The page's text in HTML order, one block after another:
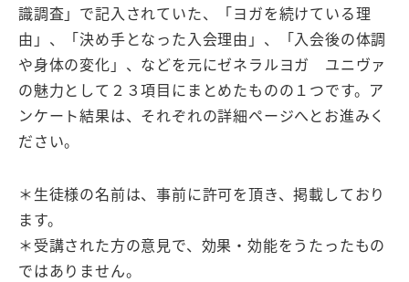
識調査」で記入されていた、「ヨガを続けている理
由」、「決め手となった入会理由」、「入会後の体調
や身体の変化」、などを元にゼネラルヨガ ユニヴァ
の魅力として２３項目にまとめたものの１つです。ア
ンケート結果は、それぞれの詳細ページへとお進みく
ださい。
＊生徒様の名前は、事前に許可を頂き、掲載しており
ます。
＊受講された方の意見で、効果・効能をうたったもの
ではありません。